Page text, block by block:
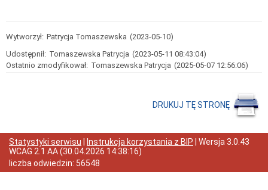
pomocy
dydaktycznych
w
ramach
Programu
Plan
postępowań
Ogłoszenia
przetargów
Wytworzył: Patrycja Tomaszewska (2023-05-10)
Udostępnił: Tomaszewska Patrycja (2023-05-11 08:43:04)
Ostatnio zmodyfikował: Tomaszewska Patrycja (2025-05-07 12:56:06)
DRUKUJ TĘ STRONĘ
Statystyki serwisu Instrukcja korzystania z BIP | Wersja 3.0.43
WCAG 2.1 AA(30.04.2026 14:38:16)
liczba odwiedzin: 56548